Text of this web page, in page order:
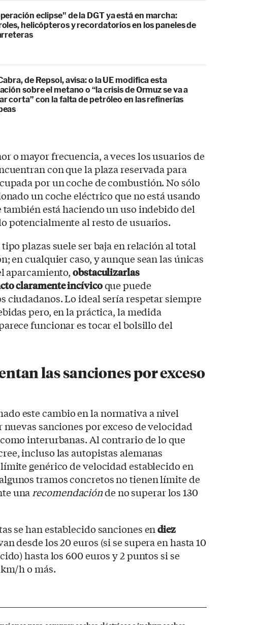
eclipse" de la DGT ya está en marcha:
helicópteros y recordatorios en los paneles de
de Repsol, avisa: o la UE modifica esta
sobre el metano o “la crisis de Ormuz se va a
corta” con la falta de petróleo en las refinerías
o mayor frecuencia, a veces los usuarios de
con que la plaza reservada para
por un coche de combustión. No sólo
un coche eléctrico que no está usando
también está haciendo un uso indebido del
potencialmente al resto de usuarios.
plazas suele ser baja en relación al total
en cualquier caso, y aunque sean las únicas
aparcamiento,obstaculizarlas
claramente incívicoque puede
ciudadanos. Lo ideal sería respetar siempre
pero, en la práctica, la medida
funcionar es tocar el bolsillo del
las sanciones por exceso
este cambio en la normativa a nivel
nuevas sanciones por exceso de velocidad
interurbanas. Al contrario de lo que
incluso las autopistas alemanas
genérico de velocidad establecido en
tramos concretos no tienen límite de
unarecomendaciónde no superar los 130
se han establecido sanciones endiez
desde los 20 euros (si se supera en hasta 10
hasta los 600 euros y 2 puntos si se
h o más.